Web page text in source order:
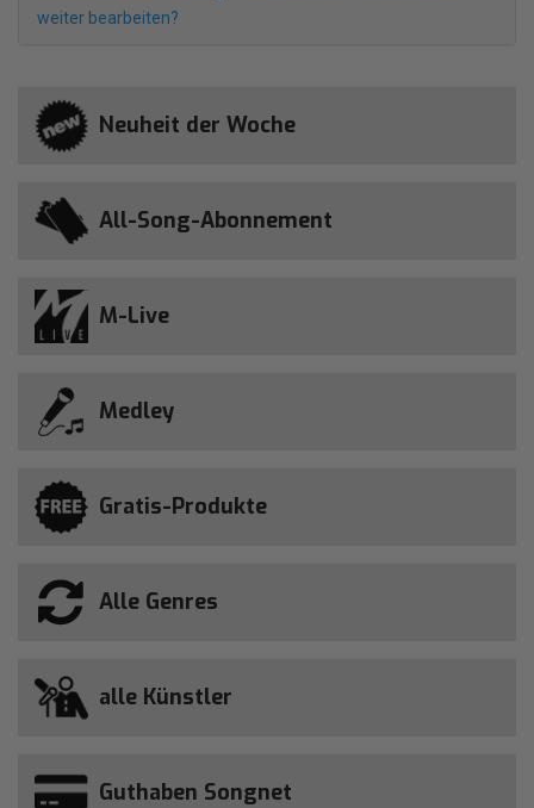
weiter bearbeiten?
Neuheit der Woche
All-Song-Abonnement
M-Live
Medley
Gratis-Produkte
Alle Genres
alle Künstler
Guthaben Songnet